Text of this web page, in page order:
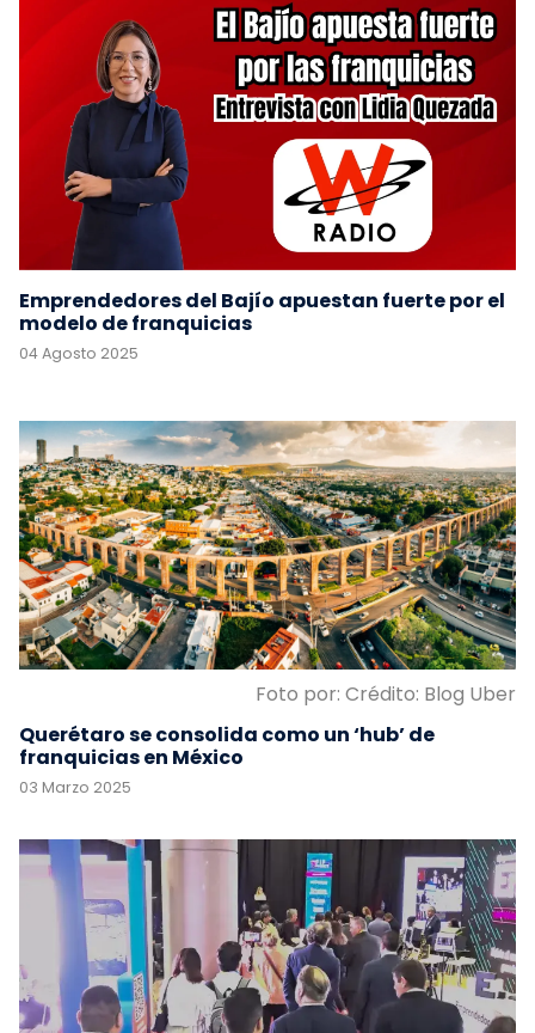
Emprendedores del Bajío apuestan fuerte por el
modelo de franquicias
04 Agosto 2025
Foto por: Crédito: Blog Uber
Querétaro se consolida como un ‘hub’ de
franquicias en México
03 Marzo 2025